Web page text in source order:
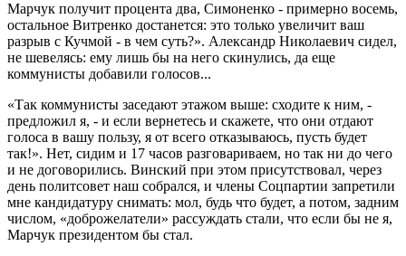
Марчук получит процента два, Симоненко - примерно восемь,
остальное Витренко достанется: это только увеличит ваш
разрыв с Кучмой - в чем суть?». Александр Николаевич сидел,
не шевелясь: ему лишь бы на него скинулись, да еще
коммунисты добавили голосов...
«Так коммунисты заседают этажом выше: сходите к ним, -
предложил я, - и если вернетесь и скажете, что они отдают
голоса в вашу пользу, я от всего отказываюсь, пусть будет
так!». Нет, сидим и 17 часов разговариваем, но так ни до чего
и не договорились. Винский при этом присутствовал, через
день политсовет наш собрался, и члены Соцпартии запретили
мне кандидатуру снимать: мол, будь что будет, а потом, задним
числом, «доброжелатели» рассуждать стали, что если бы не я,
Марчук президентом бы стал.